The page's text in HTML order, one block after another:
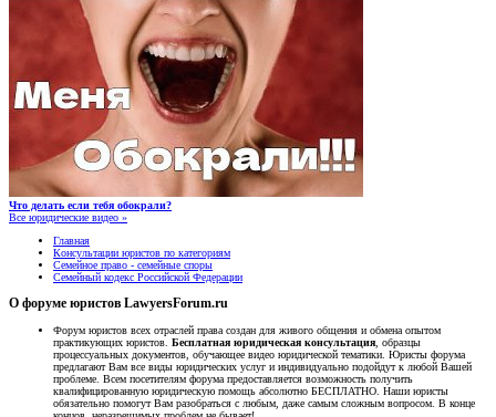
Что делать если тебя обокрали?
Все юридические видео »
Главная
Консультации юристов по категориям
Семейное право - семейные споры
Семейный кодекс Российской Федерации
О форуме юристов LawyersForum.ru
Форум юристов всех отраслей права создан для живого общения и обмена опытом
практикующих юристов. Бесплатная юридическая консультация , образцы
процессуальных документов, обучающее видео юридической тематики. Юристы форума
предлагают Вам все виды юридических услуг и индивидуально подойдут к любой Вашей
проблеме. Всем посетителям форума предоставляется возможность получить
квалифицированную юридическую помощь абсолютно БЕСПЛАТНО. Наши юристы
обязательно помогут Вам разобраться с любым, даже самым сложным вопросом. В конце